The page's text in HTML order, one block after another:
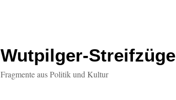
Wutpilger-Streifzüge
Fragmente aus Politik und Kultur